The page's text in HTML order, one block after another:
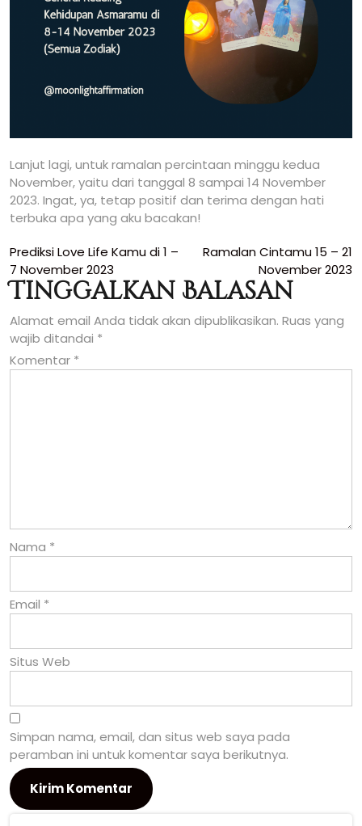
Lanjut lagi, untuk ramalan percintaan minggu kedua
November, yaitu dari tanggal 8 sampai 14 November
2023. Ingat, ya, tetap positif dan terima dengan hati
terbuka apa yang aku bacakan!
Navigasi
pos
Prediksi Love Life Kamu di 1 –
7 November 2023
Ramalan Cintamu 15 – 21
November 2023
Tinggalkan Balasan
Alamat email Anda tidak akan dipublikasikan. Ruas yang
wajib ditandai *
Komentar *
Nama *
Email *
Situs Web
Simpan nama, email, dan situs web saya pada
peramban ini untuk komentar saya berikutnya.